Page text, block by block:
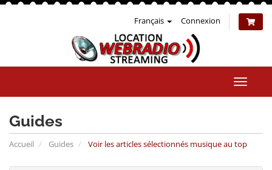
Français Connexion
la
Guides
Accueil Guides Voir les articles sélectionnés musique au top